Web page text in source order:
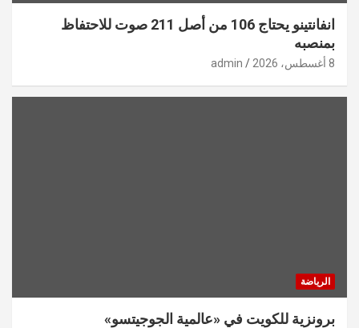
انفانتينو يحتاج 106 من أصل 211 صوت للاحتفاظ
بمنصبه
8 أغسطس، 2026 admin
الرياضة
برونزية للكويت في «عالمية الجوجيتسو»